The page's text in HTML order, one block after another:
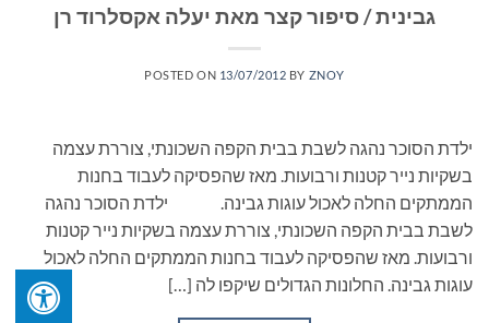
גבינית / סיפור קצר מאת יעלה אקסלרוד רן
POSTED ON 13/07/2012 BY ZNOY
ילדת הסוכר נהגה לשבת בבית הקפה השכונתי, צוררת עצמה
בשקיות נייר קטנות ורבועות. מאז שהפסיקה לעבוד בחנות
הממתקים החלה לאכול עוגות גבינה. ילדת הסוכר נהגה
לשבת בבית הקפה השכונתי, צוררת עצמה בשקיות נייר קטנות
ורבועות. מאז שהפסיקה לעבוד בחנות הממתקים החלה לאכול
עוגות גבינה. החלונות הגדולים שיקפו לה […]